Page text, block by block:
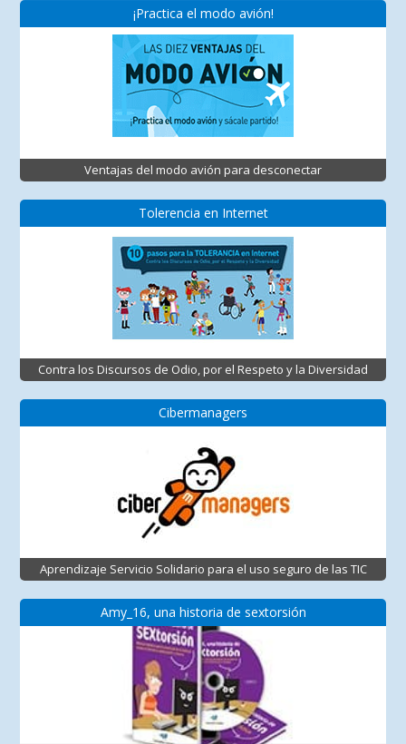
¡Practica el modo avión!
Ventajas del modo avión para desconectar
Tolerencia en Internet
Contra los Discursos de Odio, por el Respeto y la Diversidad
Cibermanagers
Aprendizaje Servicio Solidario para el uso seguro de las TIC
Amy_16, una historia de sextorsión